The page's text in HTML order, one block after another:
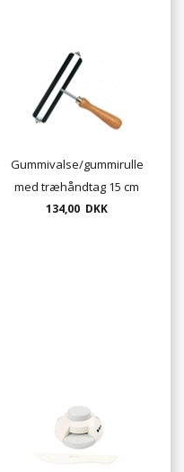
Gummivalse/gummirulle
med træhåndtag 15 cm
UDSOLGT
134,00 DKK